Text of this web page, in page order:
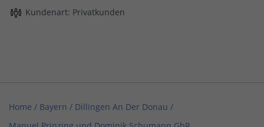
Kundenart: Privatkunden
Home / Bayern / Dillingen An Der Donau /